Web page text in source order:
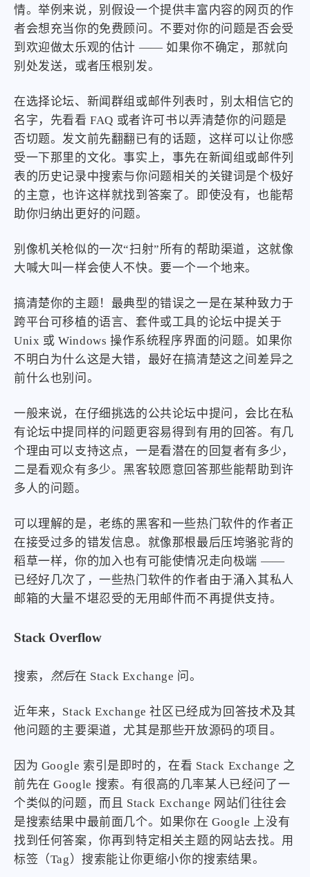
情。举例来说，别假设一个提供丰富内容的网页的作
者会想充当你的免费顾问。不要对你的问题是否会受
到欢迎做太乐观的估计 —— 如果你不确定，那就向
别处发送，或者压根别发。
在选择论坛、新闻群组或邮件列表时，别太相信它的
名字，先看看 FAQ 或者许可书以弄清楚你的问题是
否切题。发文前先翻翻已有的话题，这样可以让你感
受一下那里的文化。事实上，事先在新闻组或邮件列
表的历史记录中搜索与你问题相关的关键词是个极好
的主意，也许这样就找到答案了。即使没有，也能帮
助你归纳出更好的问题。
别像机关枪似的一次“扫射”所有的帮助渠道，这就像
大喊大叫一样会使人不快。要一个一个地来。
搞清楚你的主题！最典型的错误之一是在某种致力于
跨平台可移植的语言、套件或工具的论坛中提关于
Unix 或 Windows 操作系统程序界面的问题。如果你
不明白为什么这是大错，最好在搞清楚这之间差异之
前什么也别问。
一般来说，在仔细挑选的公共论坛中提问，会比在私
有论坛中提同样的问题更容易得到有用的回答。有几
个理由可以支持这点，一是看潜在的回复者有多少，
二是看观众有多少。黑客较愿意回答那些能帮助到许
多人的问题。
可以理解的是，老练的黑客和一些热门软件的作者正
在接受过多的错发信息。就像那根最后压垮骆驼背的
稻草一样，你的加入也有可能使情况走向极端 ——
已经好几次了，一些热门软件的作者由于涌入其私人
邮箱的大量不堪忍受的无用邮件而不再提供支持。
Stack Overflow
搜索， 然后在 Stack Exchange 问。
近年来，Stack Exchange 社区已经成为回答技术及其
他问题的主要渠道，尤其是那些开放源码的项目。
因为 Google 索引是即时的，在看 Stack Exchange 之
前先在 Google 搜索。有很高的几率某人已经问了一
个类似的问题，而且 Stack Exchange 网站们往往会
是搜索结果中最前面几个。如果你在 Google 上没有
找到任何答案，你再到特定相关主题的网站去找。用
标签（Tag）搜索能让你更缩小你的搜索结果。